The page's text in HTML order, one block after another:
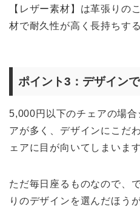
【レザー素材】は革張りの
材で耐久性が高く長持ちす
ポイント3：デザイン
5,000円以下のチェアの場
アが多く、デザインにこだ
ェアに目が向いてしまいます
ただ毎日座るものなので、
りのデザインを選んだほう